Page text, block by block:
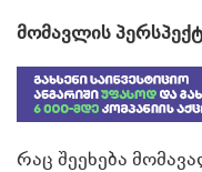
მომავლის
რაც შეეხება